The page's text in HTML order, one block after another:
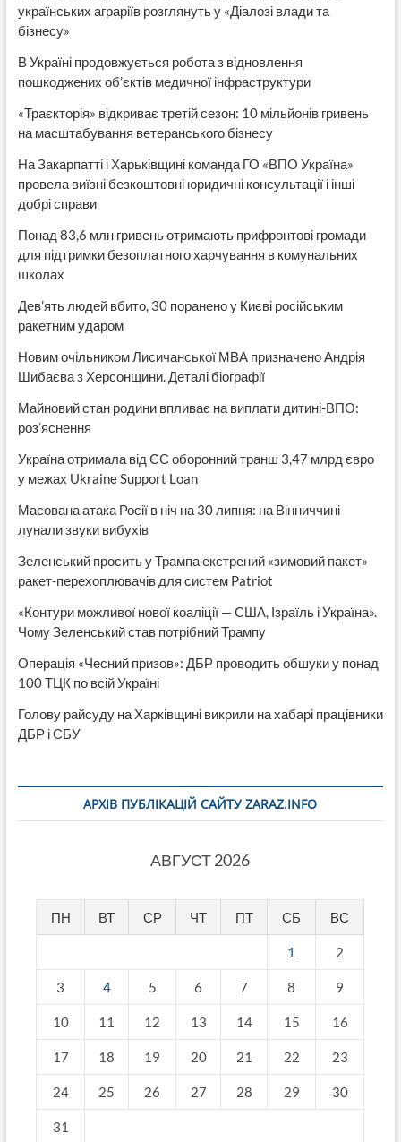
українських аграріїв розглянуть у «Діалозі влади та
бізнесу»
В Україні продовжується робота з відновлення
пошкоджених об’єктів медичної інфраструктури
«Траєкторія» відкриває третій сезон: 10 мільйонів гривень
на масштабування ветеранського бізнесу
На Закарпатті і Харьківщині команда ГО «ВПО Україна»
провела виїзні безкоштовні юридичні консультації і інші
добрі справи
Понад 83,6 млн гривень отримають прифронтові громади
для підтримки безоплатного харчування в комунальних
школах
Дев’ять людей вбито, 30 поранено у Києві російським
ракетним ударом
Новим очільником Лисичанської МВА призначено Андрія
Шибаєва з Херсонщини. Деталі біографії
Майновий стан родини впливає на виплати дитині-ВПО:
роз’яснення
Україна отримала від ЄС оборонний транш 3,47 млрд євро
у межах Ukraine Support Loan
Масована атака Росії в ніч на 30 липня: на Вінниччині
лунали звуки вибухів
Зеленський просить у Трампа екстрений «зимовий пакет»
ракет-перехоплювачів для систем Patriot
«Контури можливої нової коаліції — США, Ізраїль і Україна».
Чому Зеленський став потрібний Трампу
Операція «Чесний призов»: ДБР проводить обшуки у понад
100 ТЦК по всій Україні
Голову райсуду на Харківщині викрили на хабарі працівники
ДБР і СБУ
АРХІВ ПУБЛІКАЦІЙ САЙТУ ZARAZ.INFO
АВГУСТ 2026
ПН ВТ СР ЧТ ПТ СБ ВС
1 2
3 4 5 6 7 8 9
10 11 12 13 14 15 16
17 18 19 20 21 22 23
24 25 26 27 28 29 30
31